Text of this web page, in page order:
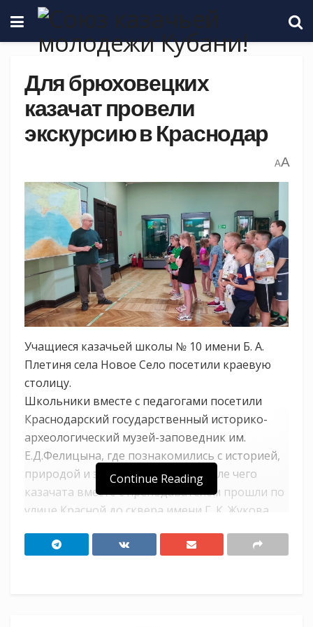
Для брюховецких
казачат провели
экскурсию в Краснодар
AA
Учащиеся казачьей школы № 10 имени Б. А.
Плетиня села Новое Село посетили краевую
столицу.
Школьники вместе с педагогами посетили
Краснодарский государственный историко-
археологический музей-заповедник им.
Е.Д.Фелицына, где познакомились с историей,
природой и экологией Кубани. После чего
казачата вместе с преподавателем прошли по
улице Красной до сквера имени Г. К. Жукова.
мемориальной аркой «Ими гордится Кубань».
Continue Reading